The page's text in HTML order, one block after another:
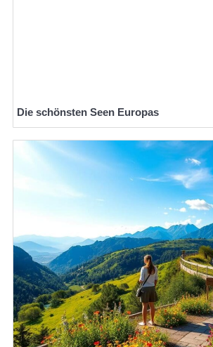
Die schönsten Seen Europas